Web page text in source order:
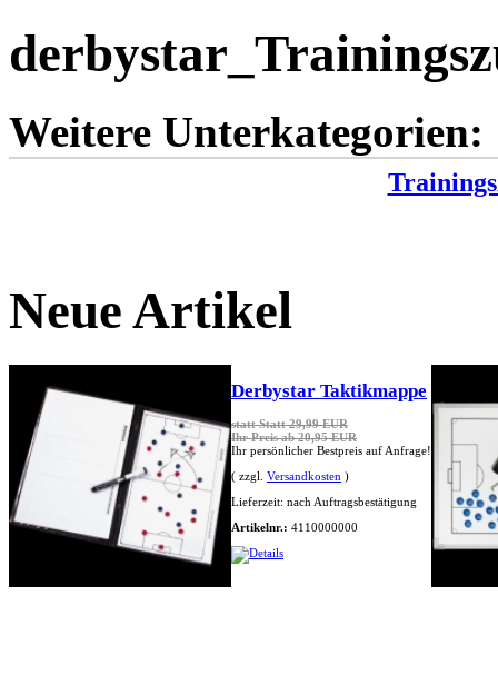
Weitere Unterkategorien:
Neue Artikel
Derbystar Taktikmappe
stattStatt 29,99 EUR
Ihr Preis ab 20,95 EUR
Ihr persönlicher Bestpreis auf Anfrage!
( zzgl. Versandkosten )
Lieferzeit: nach Auftragsbestätigung
Artikelnr.: 4110000000